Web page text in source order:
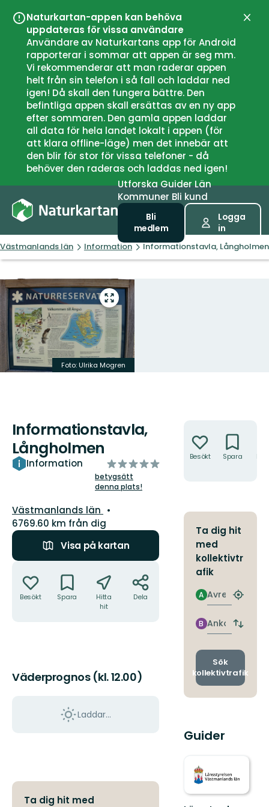
Naturkartan-appen kan behöva
uppdateras för vissa användare
Användare av Naturkartans app för Android
rapporterar i sommar att appen är seg mm.
Vi rekommenderar att man raderar appen
helt från sin telefon i så fall och laddar ned
igen! Då skall den fungera bättre. Den
befintliga appen skall ersättas av en ny app
efter sommaren. Den gamla appen laddar
all data för hela landet lokalt i appen (för
att klara offline-läge) men det innebär att
den blir för stor för vissa telefoner - då
behöver den raderas och laddas ned igen!
UtforskaGuiderLän
Kommuner Bli kund
Bli
medlem
Logga
in
Västmanlands län Information Informationstavla, Långholmen
Gå
till
helskärmsläge
Foto: Ulrika Mogren
Informationstavla,
Långholmen
Information
av
5
stjärnor
betygsätt
denna plats!
Län:
Västmanlands län
6769.60 km från dig
Visa på kartan
Besökt Spara
Hitta
hit
Dela
Väderprognos (kl. 12.00)
Laddar...
Ta dig hit med
Besökt Spara
Ta dig hit
med
kollektivtr
afik
Avresa
A
Hitta
Ankomst
B
Byt
och
Sök
kollektivtrafik
Guider